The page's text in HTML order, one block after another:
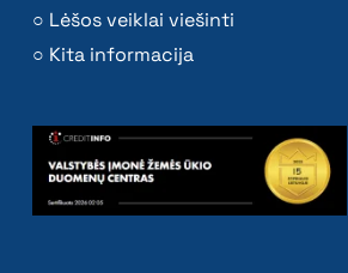
Lėšos veiklai viešinti
Kita informacija